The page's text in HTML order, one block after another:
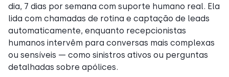
dia, 7 dias por semana com suporte humano real. Ela
lida com chamadas de rotina e captação de leads
automaticamente, enquanto recepcionistas
humanos intervêm para conversas mais complexas
ou sensíveis — como sinistros ativos ou perguntas
detalhadas sobre apólices.